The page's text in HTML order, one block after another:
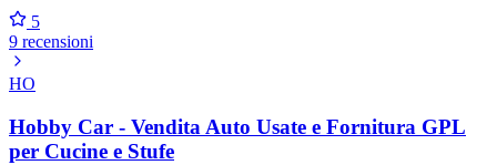
5
9 recensioni
HO
Hobby Car - Vendita Auto Usate e Fornitura GPL
per Cucine e Stufe